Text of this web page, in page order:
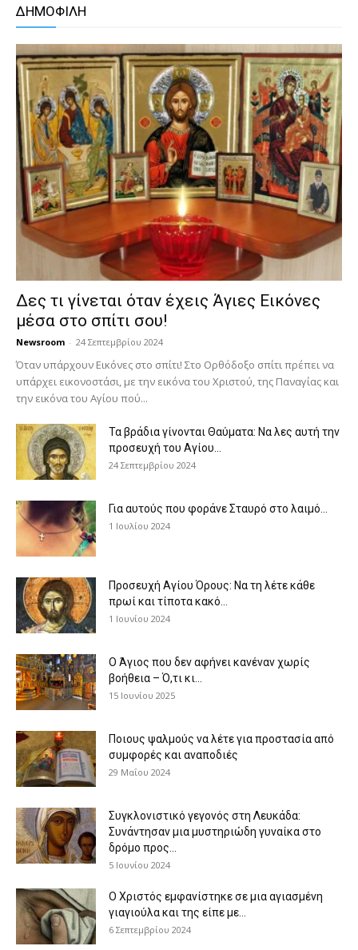
ΔΗΜΟΦΙΛΗ
Δες τι γίνεται όταν έχεις Άγιες Εικόνες
μέσα στο σπίτι σου!
Newsroom - 24 Σεπτεμβρίου 2024
Όταν υπάρχουν Εικόνες στο σπίτι! Στο Ορθόδοξο σπίτι πρέπει να
υπάρχει εικονοστάσι, με την εικόνα του Χριστού, της Παν­αγίας και
την εικόνα του Αγίου πού...
Τα βράδια γίνονται Θαύματα: Να λες αυτή την
προσευχή του Αγίου...
24 Σεπτεμβρίου 2024
Για αυτούς που φοράνε Σταυρό στο λαιμό…
1 Ιουλίου 2024
Προσευχή Αγίου Όρους: Να τη λέτε κάθε
πρωί και τίποτα κακό...
1 Ιουνίου 2024
Ο Άγιος που δεν αφήνει κανέναν χωρίς
βοήθεια – Ό,τι κι...
15 Ιουνίου 2025
Ποιους ψαλμούς να λέτε για προστασία από
συμφορές και αναποδιές
29 Μαΐου 2024
Συγκλονιστικό γεγονός στη Λευκάδα:
Συνάντησαν μια μυστηριώδη γυναίκα στο
δρόμο προς...
5 Ιουνίου 2024
Ο Χριστός εμφανίστηκε σε μια αγιασμένη
γιαγιούλα και της είπε με...
6 Σεπτεμβρίου 2024